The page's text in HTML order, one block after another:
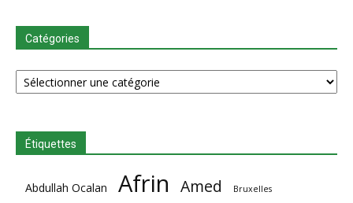
Catégories
Catégories
Étiquettes
Abdullah Ocalan Afrin Amed Bruxelles